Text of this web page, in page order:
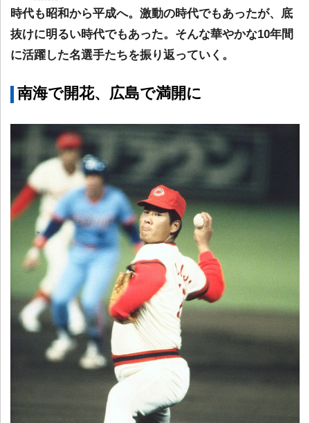
時代も昭和から平成へ。激動の時代でもあったが、底
抜けに明るい時代でもあった。そんな華やかな10年間
に活躍した名選手たちを振り返っていく。
南海で開花、広島で満開に